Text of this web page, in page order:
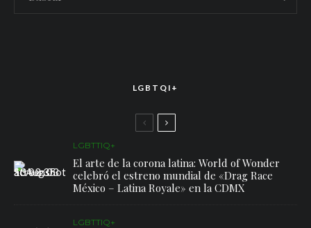
LGBTQI+
LGBTTIQ+
El arte de la corona latina: World of Wonder
celebró el estreno mundial de «Drag Race
México – Latina Royale» en la CDMX
LGBTTIQ+